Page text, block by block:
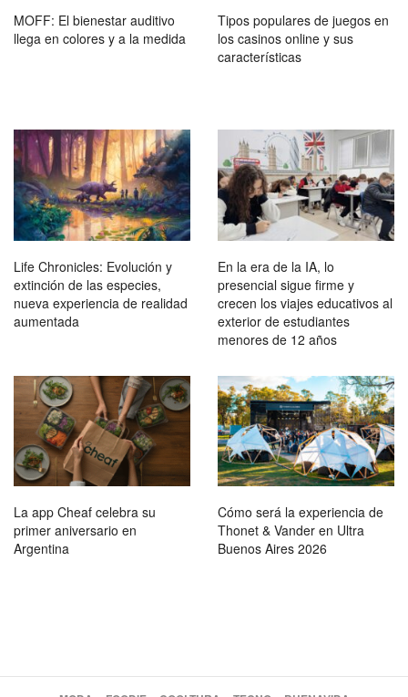
MOFF: El bienestar auditivo
llega en colores y a la medida
Tipos populares de juegos en
los casinos online y sus
características
Life Chronicles: Evolución y
extinción de las especies,
nueva experiencia de realidad
aumentada
En la era de la IA, lo
presencial sigue firme y
crecen los viajes educativos al
exterior de estudiantes
menores de 12 años
La app Cheaf celebra su
primer aniversario en
Argentina
Cómo será la experiencia de
Thonet & Vander en Ultra
Buenos Aires 2026